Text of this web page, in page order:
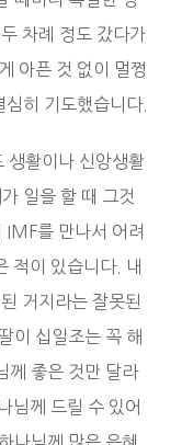
차례 정도 갔다가
아픈 것 없이 멀쩡
히 기도했습니다.
생활이나 신앙생활
일을 할 때 그것
IMF를 만나서 어려
적이 있습니다. 내
거지라는 잘못된
이 십일조는 꼭 해
께 좋은 것만 달라
님께 드릴 수 있어
나님께 많은 은혜